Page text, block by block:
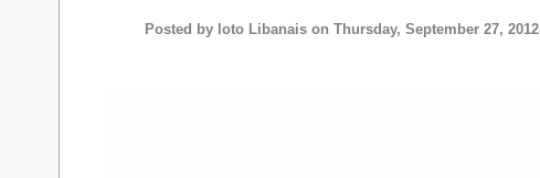
Posted by loto Libanais on Thursday, September 27, 2012